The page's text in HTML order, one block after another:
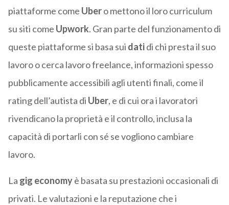
piattaforme come Ubero mettono il loro curriculum
su siti come Upwork. Gran parte del funzionamento di
queste piattaforme si basa sui datidi chi presta il suo
lavoro o cerca lavoro freelance, informazioni spesso
pubblicamente accessibili agli utenti finali, come il
rating dell’autista di Uber, e di cui ora i lavoratori
rivendicano la proprietà e il controllo, inclusa la
capacità di portarli con sé se vogliono cambiare
lavoro.
La gig economyè basata su prestazioni occasionali di
privati. Le valutazioni e la reputazione che i